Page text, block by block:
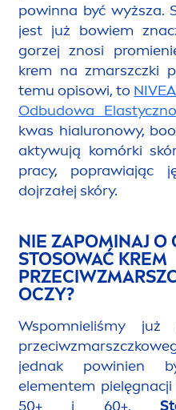
powinna być wyższa.
jest już bowiem
gorzej znosi
krem na zmarszczki
temu opisowi, to NIVEA
Odbudowa
kwas hialuronowy,
aktywują komórki
pracy, poprawiając
dojrzałej skóry.
NIE ZAPOMINAJ O
STOSOWAĆ KREM
OCZY?
Wspomnieliśmy
jednak powinien
elementem pielęgnacji
50+ i 60+.